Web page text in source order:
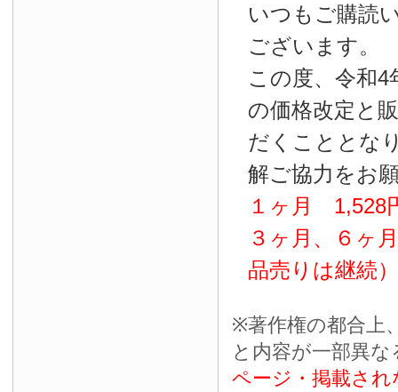
いつもご購読
ございます。
この度、令和4
の価格改定と
だくこととな
解ご協力をお
１ヶ月 1,528
３ヶ月、６ヶ
品売りは継続）
※著作権の都合上
と内容が一部異な
ページ・掲載され